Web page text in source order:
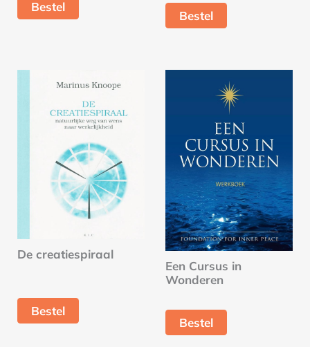
Bestel
Bestel
De creatiespiraal
Bestel
Een Cursus in
Wonderen
Bestel